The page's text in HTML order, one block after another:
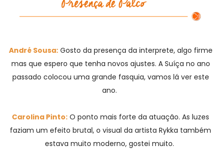
André Sousa:Gosto da presença da interprete, algo firme
mas que espero que tenha novos ajustes. A Suíça no ano
passado colocou uma grande fasquia, vamos lá ver este
ano.
Carolina Pinto: O ponto mais forte da atuação. As luzes
faziam um efeito brutal, o visual da artista Rykka também
estava muito moderno, gostei muito.